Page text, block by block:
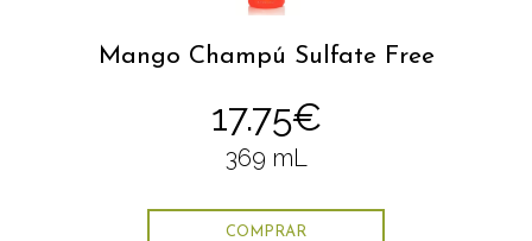
Mango Champú Sulfate Free
17.75€
369 mL
COMPRAR